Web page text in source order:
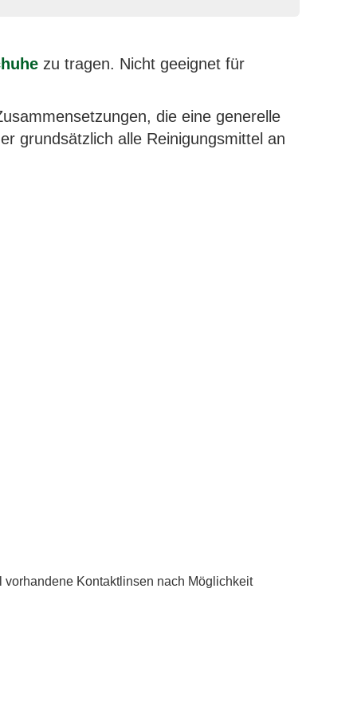
zu tragen. Nicht geeignet für
die eine generelle
grundsätzlich alle Reinigungsmittel an
Kontaktlinsen nach Möglichkeit